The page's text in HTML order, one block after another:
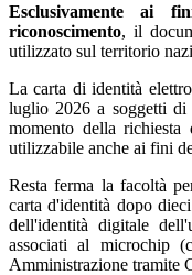
Esclusivamente ai
riconoscimento, il
utilizzato sul territorio
La carta di identità
luglio 2026 a soggetti di
momento della
utilizzabile anche ai fini
Resta ferma la facoltà
carta d'identità dopo
dell'identità digitale
associati al microchip
Amministrazione tramite